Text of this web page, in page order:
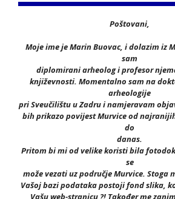
Poštovani,
Moje ime je Marin Buovac, i dolazim iz
sam
diplomirani arheolog i profesor
književnosti. Momentalno sam na
arheologije
pri Sveučilištu u Zadru i namjeravam
bih prikazo povijest Murvice od
do
danas.
Pritom bi mi od velike koristi bila
se
može vezati uz područje Murvice. Stoga
Vašoj bazi podataka postoji fond slika,
Vašu web-stranicu ?! Također me